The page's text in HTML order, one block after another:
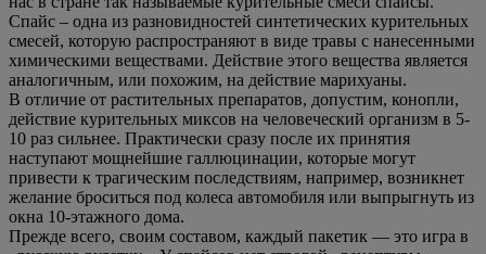
Спайс – одна из разновидностей синтетических курительных
смесей, которую распространяют в виде травы с нанесенными
химическими веществами. Действие этого вещества является
аналогичным, или похожим, на действие марихуаны.
В отличие от растительных препаратов, допустим, конопли,
действие курительных миксов на человеческий организм в 5-
10 раз сильнее. Практически сразу после их принятия
наступают мощнейшие галлюцинации, которые могут
привести к трагическим последствиям, например, возникнет
желание броситься под колеса автомобиля или выпрыгнуть из
окна 10-этажного дома.
Прежде всего, своим составом, каждый пакетик — это игра в